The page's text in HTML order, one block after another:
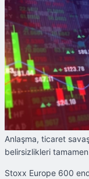
Anlaşma, ticaret
belirsizlikleri
Stoxx Europe 600